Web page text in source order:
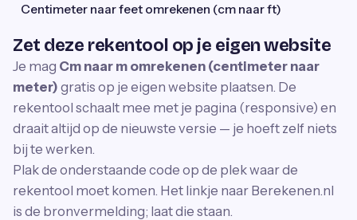
Centimeter naar feet omrekenen (cm naar ft)
Zet deze rekentool op je eigen website
Je mag Cm naar m omrekenen (centimeter naar
meter) gratis op je eigen website plaatsen. De
rekentool schaalt mee met je pagina (responsive) en
draait altijd op de nieuwste versie — je hoeft zelf niets
bij te werken.
Plak de onderstaande code op de plek waar de
rekentool moet komen. Het linkje naar Berekenen.nl
is de bronvermelding; laat die staan.